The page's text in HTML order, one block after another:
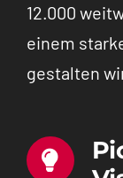
12.000
einem
gestalten